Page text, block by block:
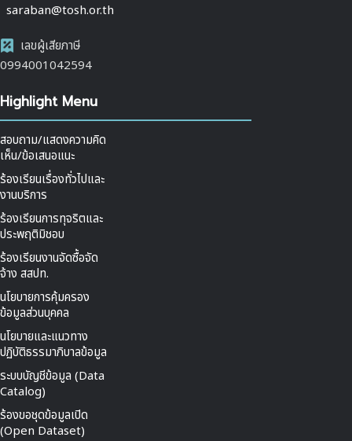
saraban@tosh.or.th
เลขผู้เสียภาษี
0994001042594
Highlight Menu
สอบถาม/แสดงความคิด
เห็น/ข้อเสนอแนะ
ร้องเรียนเรื่องทั่วไปและ
งานบริการ
ร้องเรียนการทุจริตและ
ประพฤติมิชอบ
ร้องเรียนงานจัดซื้อจัด
จ้าง สสปท.
นโยบายการคุ้มครอง
ข้อมูลส่วนบุคคล
นโยบายและแนวทาง
ปฏิบัติธรรมาภิบาลข้อมูล
ระบบบัญชีข้อมูล (Data
Catalog)
ร้องขอชุดข้อมูลเปิด
(Open Dataset)